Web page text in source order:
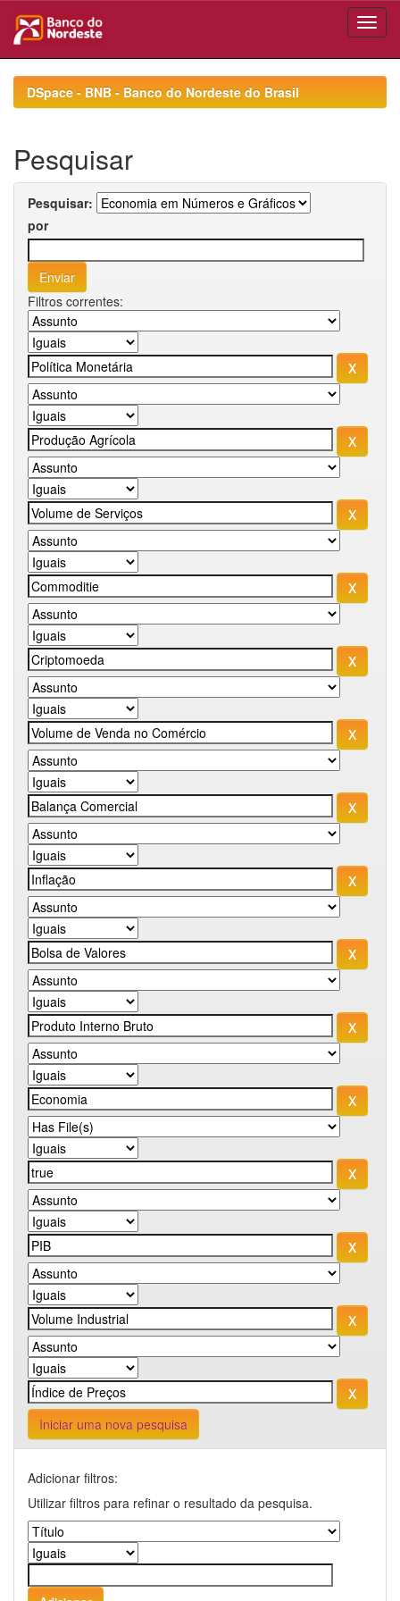
navigationDSpace - BNB - Banco do Nordeste do Brasil
Pesquisar
Pesquisar:
por
Filtros correntes:
Iniciar uma nova pesquisa
Adicionar filtros:
Utilizar filtros para refinar o resultado da pesquisa.